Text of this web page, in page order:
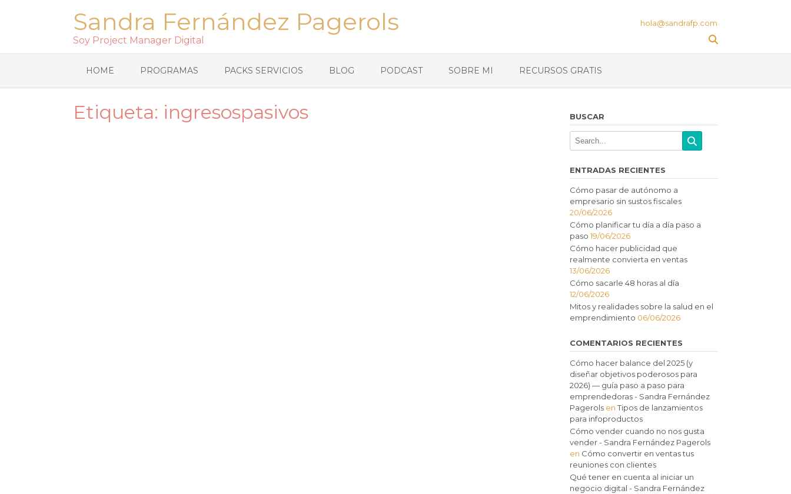
Sandra Fernández Pagerols
Soy Project Manager Digital
hola@sandrafp.com
HOME PROGRAMAS PACKS SERVICIOS BLOG PODCAST SOBRE MI RECURSOS GRATIS
Etiqueta: ingresospasivos BUSCAR
ENTRADAS RECIENTES
Cómo pasar de autónomo a
empresario sin sustos fiscales
20/06/2026
Cómo planificar tu día a día paso a
paso 19/06/2026
Cómo hacer publicidad que
realmente convierta en ventas
13/06/2026
Cómo sacarle 48 horas al día
12/06/2026
Mitos y realidades sobre la salud en el
emprendimiento 06/06/2026
COMENTARIOS RECIENTES
Cómo hacer balance del 2025 (y
diseñar objetivos poderosos para
2026) — guía paso a paso para
emprendedoras - Sandra Fernández
PagerolsenTipos de lanzamientos
para infoproductos
Cómo vender cuando no nos gusta
vender - Sandra Fernández Pagerols
en Cómo convertir en ventas tus
reuniones con clientes
Qué tener en cuenta al iniciar un
negocio digital - Sandra Fernández